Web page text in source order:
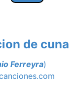
de cuna
Ferreyra)